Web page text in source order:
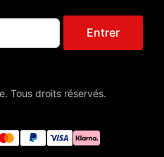
Entrer
Tous droits réservés.